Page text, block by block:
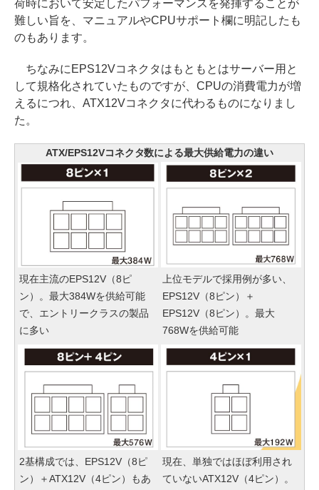
荷時において安定したパフォーマンスを発揮することが
難しい旨を、マニュアルやCPUサポート欄に明記したも
のもあります。
ちなみにEPS12Vコネクタはもともとはサーバー用と
して規格化されていたものですが、CPUの消費電力が増
えるにつれ、ATX12Vコネクタに代わるものになりまし
た。
ATX/EPS12Vコネクタ数による最大供給電力の違い
現在主流のEPS12V（8ピ
ン）。最大384Wを供給可能
で、エントリークラスの製品
に多い
上位モデルで採用例が多い、
EPS12V（8ピン）＋
EPS12V（8ピン）。最大
768Wを供給可能
2基構成では、EPS12V（8ピ
ン）＋ATX12V（4ピン）もあ
現在、単独ではほぼ利用され
ていないATX12V（4ピン）。